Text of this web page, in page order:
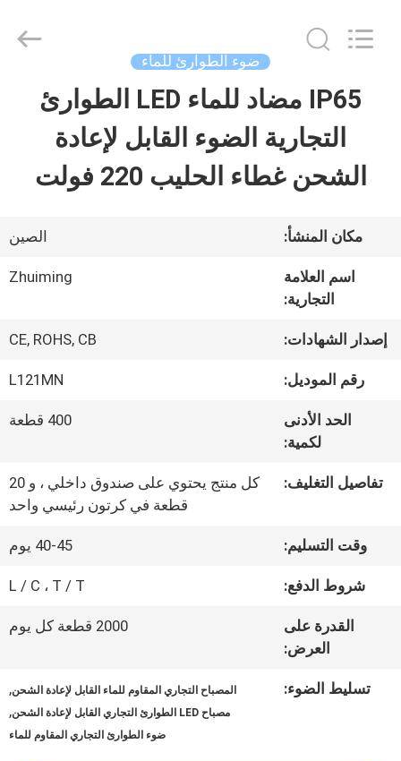
الصفحة
الرئيسية
معلومات
جولة
الجودة
اتصل
Dreamy
Technology
ضوء الطوارئ للماء
IP65 مضاد للماء LED الطوارئ
التجارية الضوء القابل لإعادة
الشحن غطاء الحليب 220 فولت
مكان المنشأ: الصين
اسم العلامة
التجارية:
Zhuiming
إصدار الشهادات: CE, ROHS, CB
رقم الموديل: L121MN
الحد الأدنى
لكمية:
400 قطعة
تفاصيل التغليف:
كل منتج يحتوي على صندوق داخلي ، و 20
قطعة في كرتون رئيسي واحد
وقت التسليم: 40-45 يوم
شروط الدفع: L / C ، T / T
القدرة على
العرض:
2000 قطعة كل يوم
تسليط الضوء: المصباح التجاري المقاوم للماء القابل لإعادة الشحن,
مصباح LED الطوارئ التجاري القابل لإعادة الشحن ,
ضوء الطوارئ التجاري المقاوم للماء